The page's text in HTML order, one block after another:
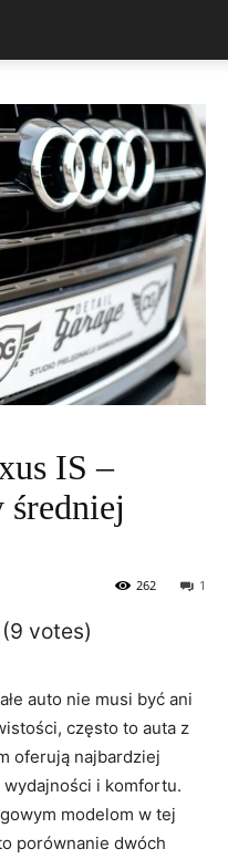
IS –
średniej
1
262
votes)
auto nie musi być ‍ani
często to auta z
oferują ⁣najbardziej
wydajności ⁤i komfortu.
modelom‍ w tej
porównanie dwóch